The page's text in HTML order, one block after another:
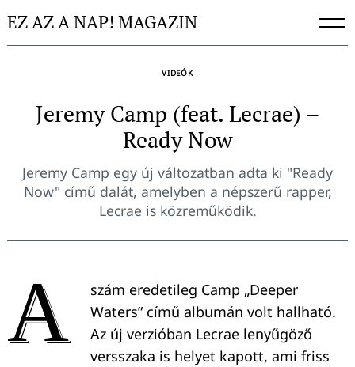
toEZ AZ A NAP! MAGAZIN
VIDEÓK
Jeremy Camp (feat. Lecrae) –
Ready Now
Jeremy Camp egy új változatban adta ki "Ready
Now" című dalát, amelyben a népszerű rapper,
Lecrae is közreműködik.
A
szám eredetileg Camp „Deeper
Waters” című albumán volt hallható.
Az új verzióban Lecrae lenyűgöző
versszaka is helyet kapott, ami friss